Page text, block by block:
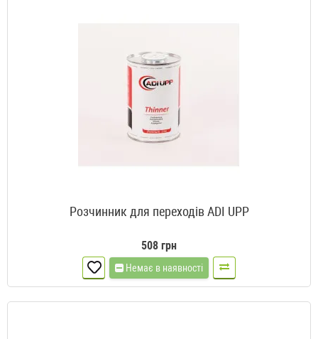
Розчинник для переходів ADI UPP
508 грн
Немає в наявності